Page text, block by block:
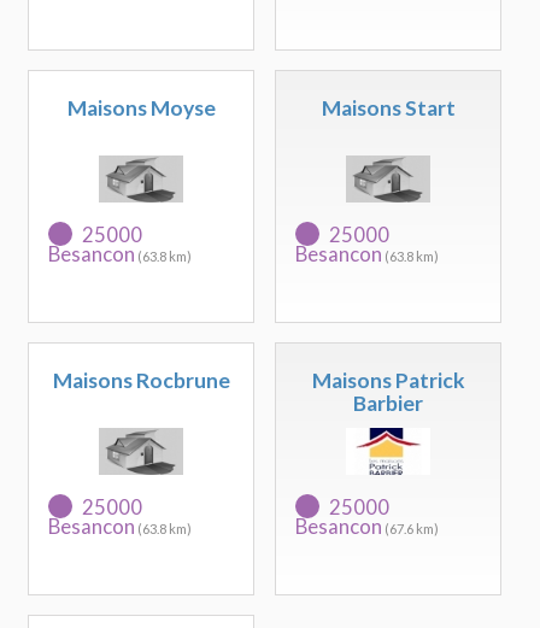
Maisons Moyse
25000
Besancon (63.8 km)
Maisons Start
25000
Besancon (63.8 km)
Maisons Rocbrune
25000
Besancon (63.8 km)
Maisons Patrick
Barbier
25000
Besancon (67.6 km)